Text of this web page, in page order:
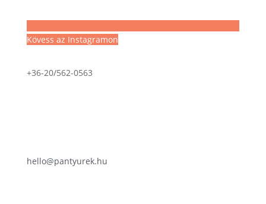
Kövess az Instagramon
+36-20/562-0563
hello@pantyurek.hu